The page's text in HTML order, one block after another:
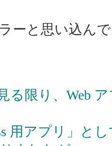
ーと思い込ん
る限り、Web
用アプリ」と